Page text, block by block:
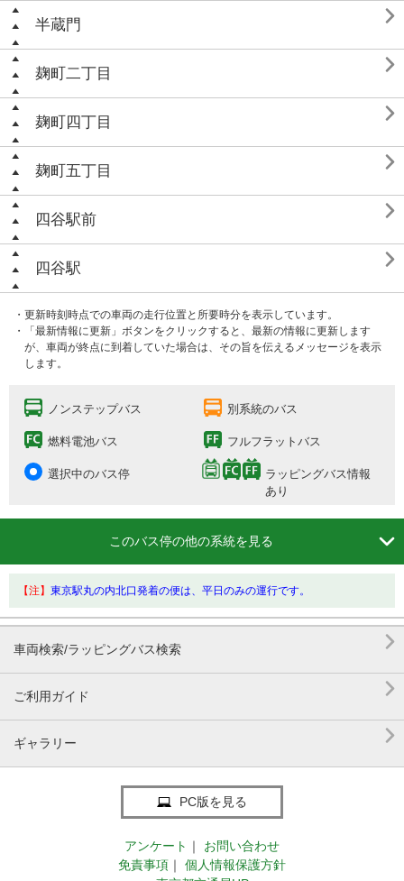
半蔵門 
麹町二丁目 
麹町四丁目 
麹町五丁目 
四谷駅前 
四谷駅 
・更新時刻時点での車両の走行位置と所要時分を表示しています。
・「最新情報に更新」ボタンをクリックすると、最新の情報に更新します
が、車両が終点に到着していた場合は、その旨を伝えるメッセージを表示
します。
ノンステップバス 別系統のバス
燃料電池バス フルフラットバス
選択中のバス停
ラッピングバス情報
あり
このバス停の他の系統を見る 
【注】 東京駅丸の内北口発着の便は、平日のみの運行です。
車両検索/ラッピングバス検索 
ご利用ガイド 
ギャラリー 
PC版を見る
アンケート ｜
お問い合わせ
免責事項 ｜
個人情報保護方針